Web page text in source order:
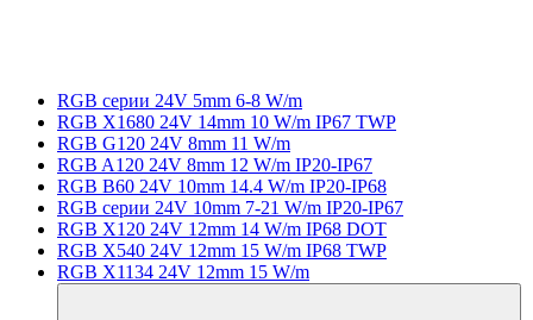
RGB серии 24V 5mm 6-8 W/m
RGB X1680 24V 14mm 10 W/m IP67 TWP
RGB G120 24V 8mm 11 W/m
RGB A120 24V 8mm 12 W/m IP20-IP67
RGB B60 24V 10mm 14.4 W/m IP20-IP68
RGB серии 24V 10mm 7-21 W/m IP20-IP67
RGB X120 24V 12mm 14 W/m IP68 DOT
RGB X540 24V 12mm 15 W/m IP68 TWP
RGB X1134 24V 12mm 15 W/m